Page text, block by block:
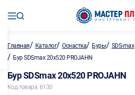
Главная/ Каталог/Оснастка/ Буры/ SDS-max
/ Бур SDSmax 20х520 PROJAHN
Бур SDSmax 20х520 PROJAHN
Код товара: 6130